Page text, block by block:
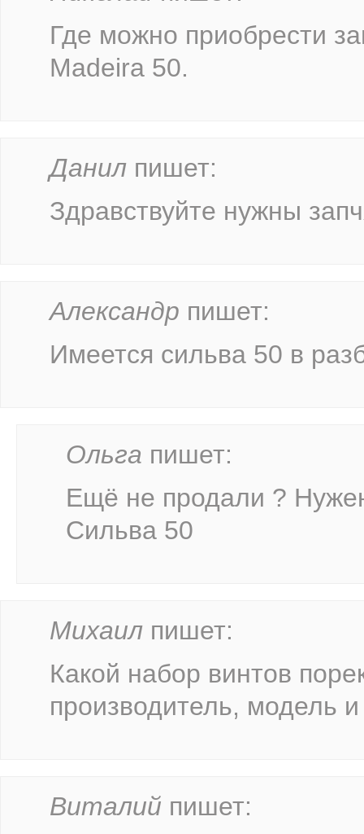
Где можно приобрести
Madeira 50.
Данил пишет:
Здравствуйте нужны
Александр пишет:
Имеется сильва 50 в
Ольга пишет:
Ещё не продали ?
Сильва 50
Михаил пишет:
Какой набор винтов
производитель, модель и
Виталий пишет: